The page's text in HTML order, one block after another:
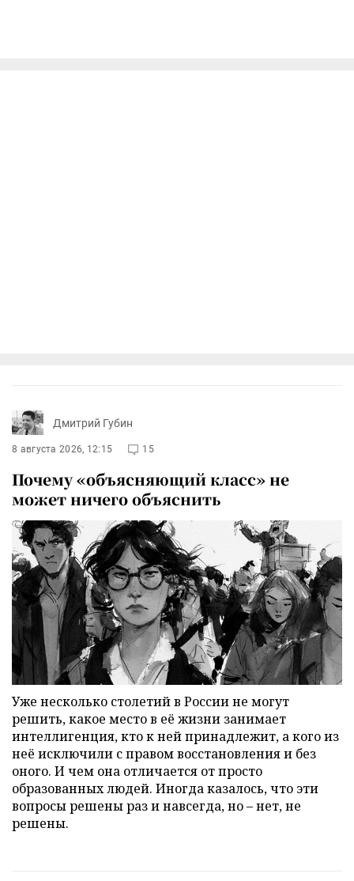
Дмитрий Губин
8 августа 2026, 12:15 15
Почему «объясняющий класс» не
может ничего объяснить
Уже несколько столетий в России не могут
решить, какое место в её жизни занимает
интеллигенция, кто к ней принадлежит, а кого из
неё исключили с правом восстановления и без
оного. И чем она отличается от просто
образованных людей. Иногда казалось, что эти
вопросы решены раз и навсегда, но – нет, не
решены.